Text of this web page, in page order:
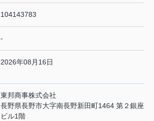
104143783
-
2026年08月16日
東邦商事株式会社
長野県長野市大字南長野新田町1464 第２銀座
ビル1階